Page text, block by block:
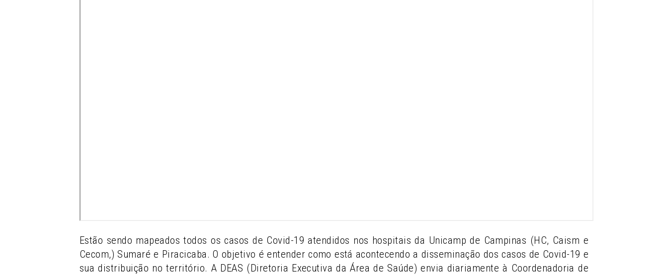
Estão sendo mapeados todos os casos de Covid-19 atendidos nos hospitais da Unicamp de Campinas (HC, Caism e
Cecom,) Sumaré e Piracicaba. O objetivo é entender como está acontecendo a disseminação dos casos de Covid-19 e
sua distribuição no território. A DEAS (Diretoria Executiva da Área de Saúde) envia diariamente à Coordenadoria de